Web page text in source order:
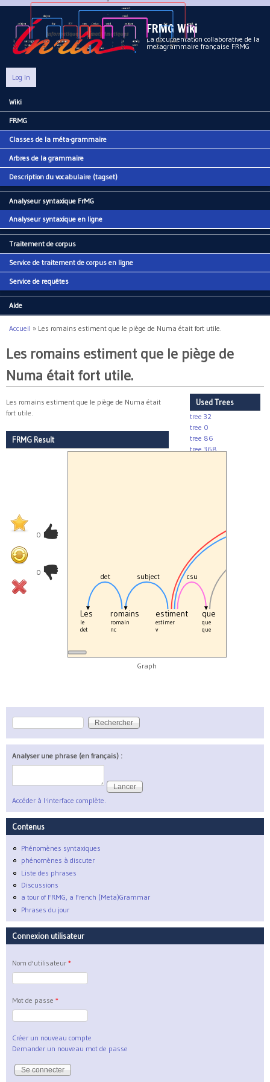
Aller au contenu principal
FRMG Wiki
La documentation collaborative de la
metagrammaire française FRMG
Log In
Main menu
Wiki
FRMG
Classes de la méta-grammaire
Arbres de la grammaire
Description du vocabulaire (tagset)
Analyseur syntaxique FrMG
Analyseur syntaxique en ligne
Traitement de corpus
Service de traitement de corpus en ligne
Service de requêtes
Aide
Vous êtes ici
Accueil » Les romains estiment que le piège de Numa était fort utile.
Les romains estiment que le piège de
Numa était fort utile.
Les romains estiment que le piège de Numa était
fort utile.
FRMG Result
0
0
Les
le
det
romains
romain
nc
estiment
estimer
v
que
que
que
subject csu
det
Graph
Used Trees
tree 32
tree 0
tree 86
tree 368
Formulaire de recherche
Rechercher
Analyser une phrase (en français) :
Accéder à l'interface complète.
Contenus
Phénomènes syntaxiques
phénomènes à discuter
Liste des phrases
Discussions
a tour of FRMG, a French (Meta)Grammar
Phrases du jour
Connexion utilisateur
Nom d'utilisateur *
Mot de passe *
Créer un nouveau compte
Demander un nouveau mot de passe